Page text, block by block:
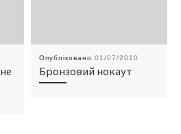
Опубліковано 01/07/2010
Бронзовий нокаут